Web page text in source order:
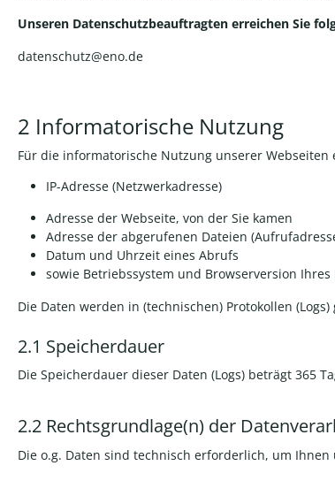
Unseren Datenschutzbeauftragten erreichen Sie
datenschutz@eno.de
2 Informatorische Nutzung
Für die informatorische Nutzung unserer
IP-Adresse (Netzwerkadresse)
Adresse der Webseite, von der Sie kamen
Adresse der abgerufenen Dateien
Datum und Uhrzeit eines Abrufs
sowie Betriebssystem und Browserversion Ihres
Die Daten werden in (technischen) Protokollen (Logs)
2.1 Speicherdauer
Die Speicherdauer dieser Daten (Logs) beträgt 365
2.2 Rechtsgrundlage(n) der
Die o.g. Daten sind technisch erforderlich, um